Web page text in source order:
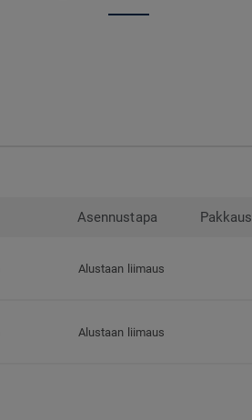
Asennustapa Pakkaus
Alustaan liimaus
Alustaan liimaus